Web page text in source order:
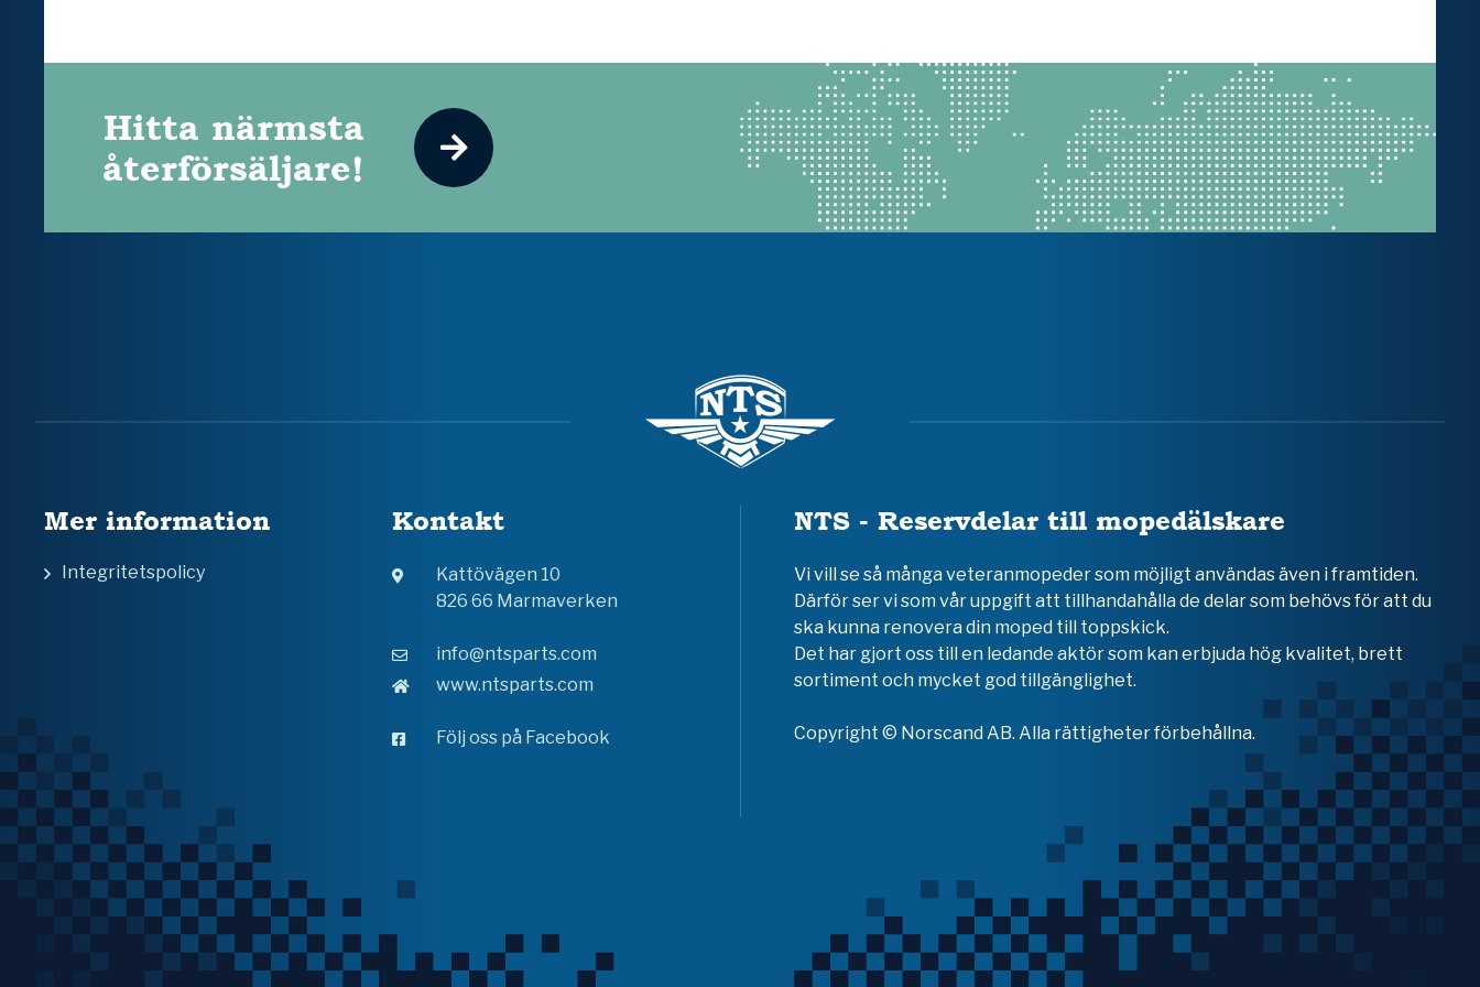
Hitta närmsta
återförsäljare!
Mer information
Integritetspolicy
Kontakt
Kattövägen 10
826 66 Marmaverken
info@ntsparts.com
www.ntsparts.com
Följ oss på Facebook
NTS - Reservdelar till mopedälskare
Vi vill se så många veteranmopeder som möjligt användas även i framtiden.
Därför ser vi som vår uppgift att tillhandahålla de delar som behövs för att du
ska kunna renovera din moped till toppskick.
Det har gjort oss till en ledande aktör som kan erbjuda hög kvalitet, brett
sortiment och mycket god tillgänglighet.
Copyright © Norscand AB. Alla rättigheter förbehållna.